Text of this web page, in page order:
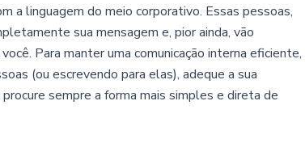
a linguagem do meio corporativo. Essas pessoas,
sua mensagem e, pior ainda, vão
Para manter uma comunicação interna eficiente,
(ou escrevendo para elas), adeque a sua
sempre a forma mais simples e direta de